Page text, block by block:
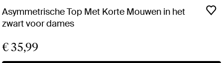
Asymmetrische Top Met Korte Mouwen in het
zwart voor dames
€ 35,99